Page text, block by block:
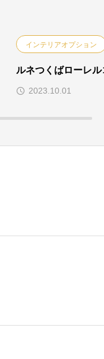
インテリアオプション
ルネつくばローレル
2023.10.01